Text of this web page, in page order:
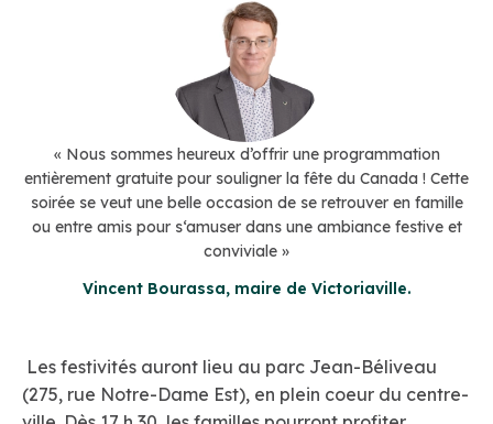
« Nous sommes heureux d’offrir une programmation
entièrement gratuite pour souligner la fête du Canada ! Cette
soirée se veut une belle occasion de se retrouver en famille
ou entre amis pour s‘amuser dans une ambiance festive et
conviviale »
Vincent Bourassa, maire de Victoriaville.
Les festivités auront lieu au parc Jean-Béliveau
(275, rue Notre-Dame Est), en plein coeur du centre-